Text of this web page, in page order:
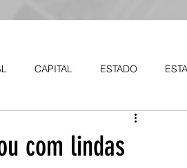
CAPITAL ESTADO
com lindas